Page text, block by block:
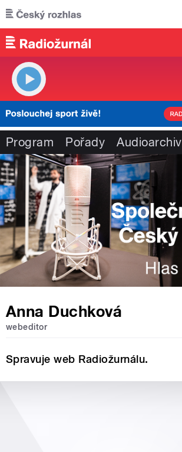
Přejít k hlavnímu obsahu
Program Pořady Audioarchiv
Anna Duchková
webeditor
Spravuje web Radiožurnálu.